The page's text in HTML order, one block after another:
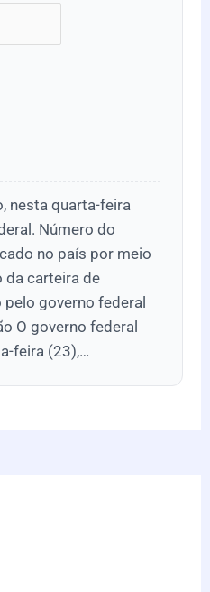
nesta quarta-feira
Número do
no país por meio
da carteira de
governo federal
O governo federal
feira (23),…